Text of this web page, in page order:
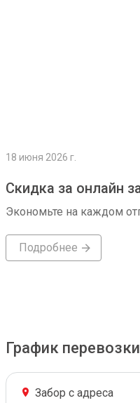
18 июня 2026 г.
Скидка за онлайн
Экономьте на каждом
Подробнее
График
Забор с адреса